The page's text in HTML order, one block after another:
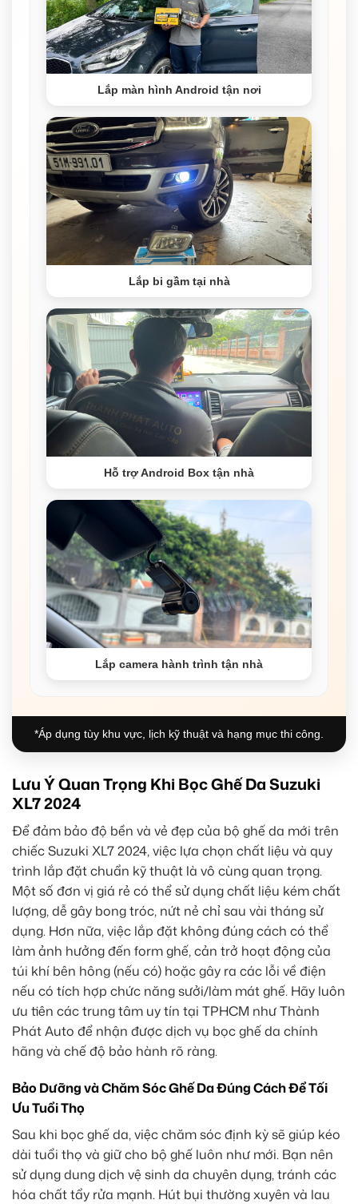
Lắp màn hình Android tận nơi
Lắp bi gầm tại nhà
Hỗ trợ Android Box tận nhà
Lắp camera hành trình tận nhà
*Áp dụng tùy khu vực, lịch kỹ thuật và hạng mục thi công.
Lưu Ý Quan Trọng Khi Bọc Ghế Da Suzuki
XL7 2024
Để đảm bảo độ bền và vẻ đẹp của bộ ghế da mới trên
chiếc Suzuki XL7 2024, việc lựa chọn chất liệu và quy
trình lắp đặt chuẩn kỹ thuật là vô cùng quan trọng.
Một số đơn vị giá rẻ có thể sử dụng chất liệu kém chất
lượng, dễ gây bong tróc, nứt nẻ chỉ sau vài tháng sử
dụng. Hơn nữa, việc lắp đặt không đúng cách có thể
làm ảnh hưởng đến form ghế, cản trở hoạt động của
túi khí bên hông (nếu có) hoặc gây ra các lỗi về điện
nếu có tích hợp chức năng sưởi/làm mát ghế. Hãy luôn
ưu tiên các trung tâm uy tín tại TPHCM như Thành
Phát Auto để nhận được dịch vụ bọc ghế da chính
hãng và chế độ bảo hành rõ ràng.
Bảo Dưỡng và Chăm Sóc Ghế Da Đúng Cách Để Tối
Ưu Tuổi Thọ
Sau khi bọc ghế da, việc chăm sóc định kỳ sẽ giúp kéo
dài tuổi thọ và giữ cho bộ ghế luôn như mới. Bạn nên
sử dụng dung dịch vệ sinh da chuyên dụng, tránh các
hóa chất tẩy rửa mạnh. Hút bụi thường xuyên và lau